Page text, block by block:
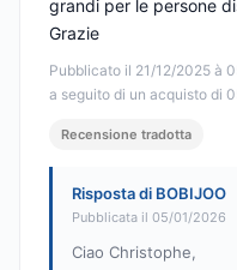
Pubblicato il 21/12/2025 à
a seguito di un acquisto di
grandi per le persone
Grazie
Recensione tradotta
Risposta di BOBIJOO
Pubblicata il 05/01/2026
Ciao Christophe,